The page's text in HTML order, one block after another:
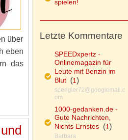
über
eben
das
spielen!
Letzte Kommentare
SPEEDxpertz -
Onlinemagazin für
Leute mit Benzin im
Blut(1)
spengler72@googlemail.c
om
1000-gedanken.de -
Gute Nachrichten,
Nichts Ernstes(1)
Barbara